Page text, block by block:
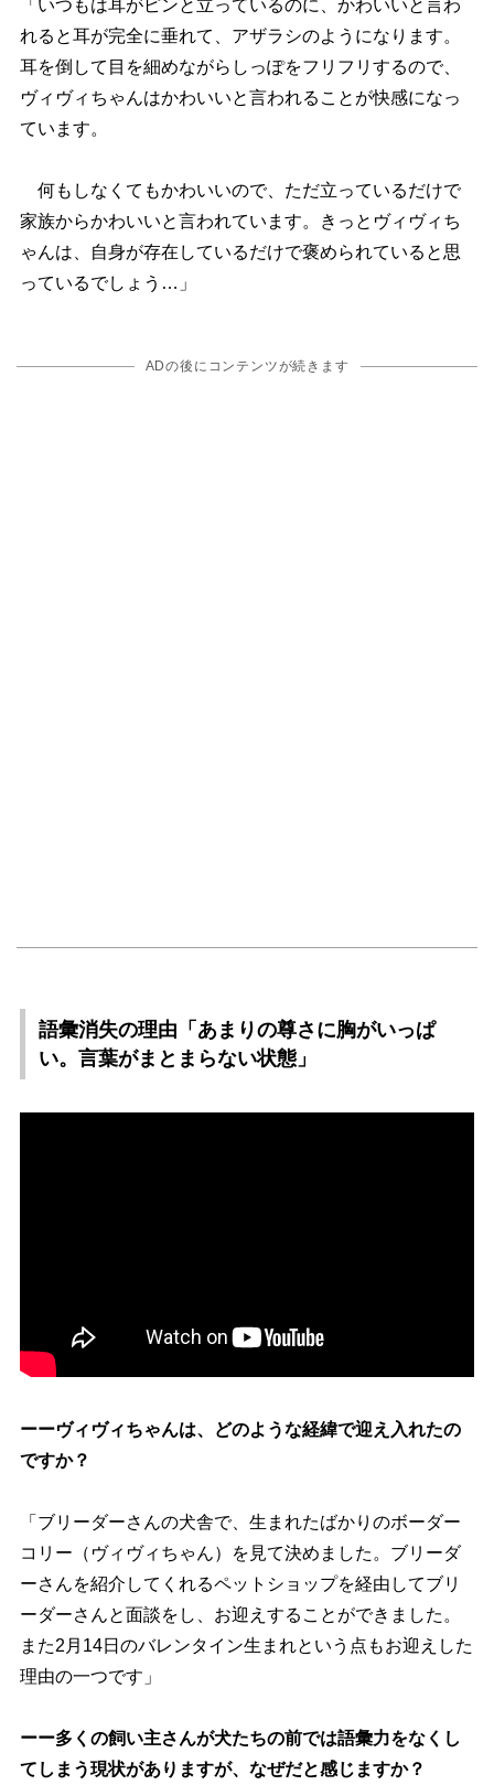
「いつもは耳がピンと立っているのに、かわいいと言わ
れると耳が完全に垂れて、アザラシのようになります。
耳を倒して目を細めながらしっぽをフリフリするので、
ヴィヴィちゃんはかわいいと言われることが快感になっ
ています。
何もしなくてもかわいいので、ただ立っているだけで
家族からかわいいと言われています。きっとヴィヴィち
ゃんは、自身が存在しているだけで褒められていると思
っているでしょう…」
ADの後にコンテンツが続きます
語彙消失の理由「あまりの尊さに胸がいっぱ
い。言葉がまとまらない状態」
ーーヴィヴィちゃんは、どのような経緯で迎え入れたの
ですか？
「ブリーダーさんの犬舎で、生まれたばかりのボーダー
コリー（ヴィヴィちゃん）を見て決めました。ブリーダ
ーさんを紹介してくれるペットショップを経由してブリ
ーダーさんと面談をし、お迎えすることができました。
また2月14日のバレンタイン生まれという点もお迎えした
理由の一つです」
ーー多くの飼い主さんが犬たちの前では語彙力をなくし
てしまう現状がありますが、なぜだと感じますか？